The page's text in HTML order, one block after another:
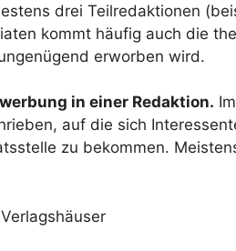
drei Teilredaktionen
kommt häufig auch die
erworben wird.
in einer Redaktion.
auf die sich
zu bekommen.